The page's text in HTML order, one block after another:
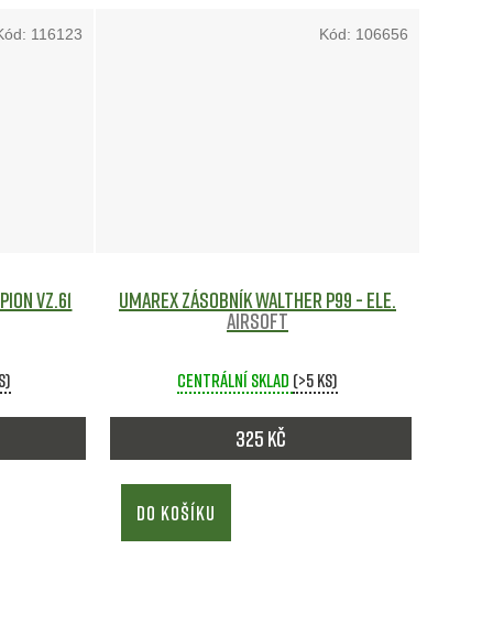
vz.61
116123
Umarex zásobník Walther P99 - ele.
Airsoft
Centrální sklad (>5 ks)
325 Kč
DO KOŠÍKU
Kód: 106656